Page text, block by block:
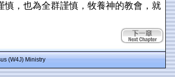
，也為全群謹慎，牧養神的教會，就
(W4J) Ministry